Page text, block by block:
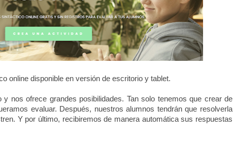
online disponible en versión de escritorio y tablet.
nos ofrece grandes posibilidades. Tan solo tenemos que crear de
evaluar. Después, nuestros alumnos tendrán que resolverla
Y por último, recibiremos de manera automática sus respuestas